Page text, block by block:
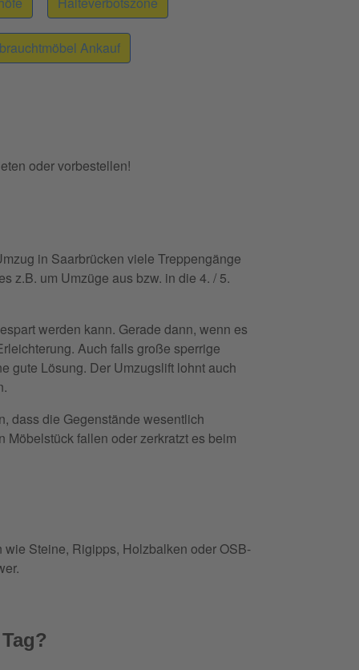
Ankauf
oder vorbestellen!
in Saarbrücken viele Treppengänge
z.B. um Umzüge aus bzw. in die 4. / 5.
werden kann. Gerade dann, wenn es
Auch falls große sperrige
gute Lösung. Der Umzugslift lohnt auch
dass die Gegenstände wesentlich
fallen oder zerkratzt es beim
Steine, Rigipps, Holzbalken oder OSB-